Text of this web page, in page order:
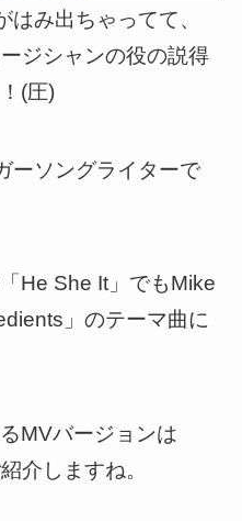
み出ちゃってて、
ジシャンの役の説得
(圧)
ーソングライターで
He She It」でもMike
」のテーマ曲に
MVバージョンは
介しますね。